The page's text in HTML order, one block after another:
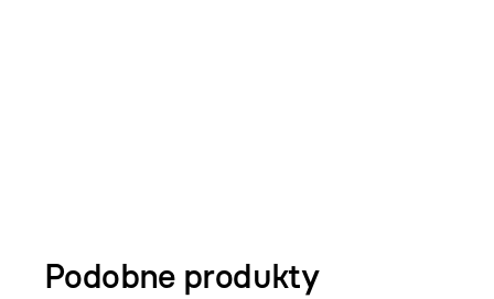
Podobne produkty